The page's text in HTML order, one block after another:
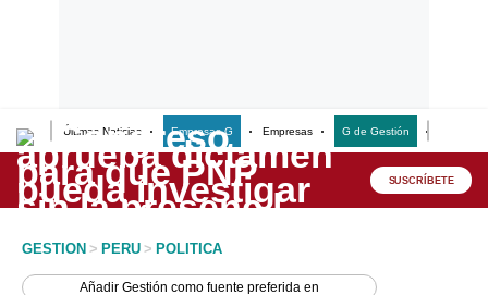
Últimas Noticias Empresas G Empresas G de Gestión
Lo último
Peru Quiosco SUSCRÍBETE
GESTION > PERU > POLITICA
AñadirGestión como fuente preferida en